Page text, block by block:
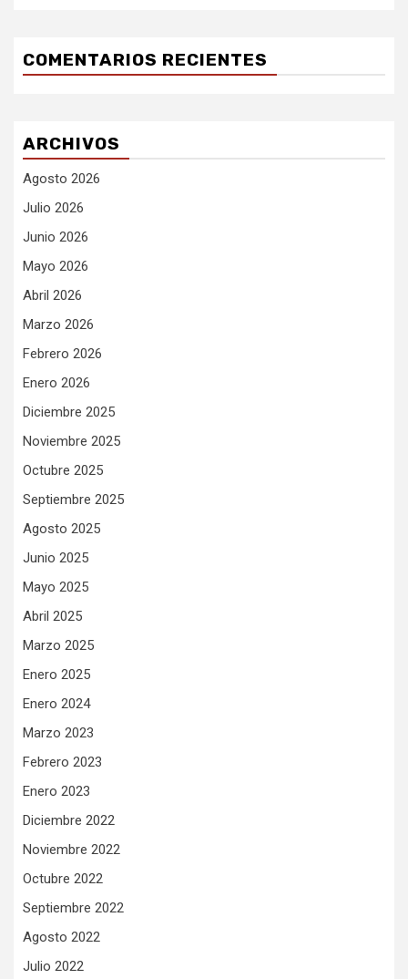
COMENTARIOS RECIENTES
ARCHIVOS
Agosto 2026
Julio 2026
Junio 2026
Mayo 2026
Abril 2026
Marzo 2026
Febrero 2026
Enero 2026
Diciembre 2025
Noviembre 2025
Octubre 2025
Septiembre 2025
Agosto 2025
Junio 2025
Mayo 2025
Abril 2025
Marzo 2025
Enero 2025
Enero 2024
Marzo 2023
Febrero 2023
Enero 2023
Diciembre 2022
Noviembre 2022
Octubre 2022
Septiembre 2022
Agosto 2022
Julio 2022